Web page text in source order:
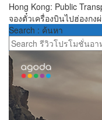
Hong Kong: Public
จองตั๋วเครื่องบินไปฮ่องกง
Search : ค้นหา